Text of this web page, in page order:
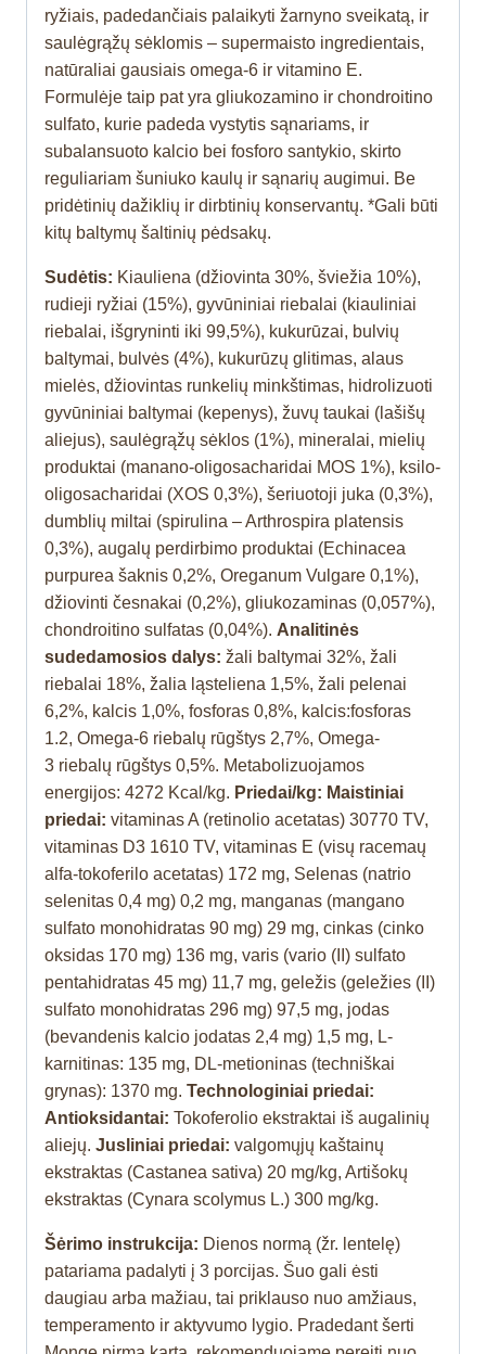
ryžiais, padedančiais palaikyti žarnyno sveikatą, ir
saulėgrąžų sėklomis – supermaisto ingredientais,
natūraliai gausiais omega-6 ir vitamino E.
Formulėje taip pat yra gliukozamino ir chondroitino
sulfato, kurie padeda vystytis sąnariams, ir
subalansuoto kalcio bei fosforo santykio, skirto
reguliariam šuniuko kaulų ir sąnarių augimui. Be
pridėtinių dažiklių ir dirbtinių konservantų. *Gali būti
kitų baltymų šaltinių pėdsakų.
Sudėtis: Kiauliena (džiovinta 30%, šviežia 10%),
rudieji ryžiai (15%), gyvūniniai riebalai (kiauliniai
riebalai, išgryninti iki 99,5%), kukurūzai, bulvių
baltymai, bulvės (4%), kukurūzų glitimas, alaus
mielės, džiovintas runkelių minkštimas, hidrolizuoti
gyvūniniai baltymai (kepenys), žuvų taukai (lašišų
aliejus), saulėgrąžų sėklos (1%), mineralai, mielių
produktai (manano-oligosacharidai MOS 1%), ksilo-
oligosacharidai (XOS 0,3%), šeriuotoji juka (0,3%),
dumblių miltai (spirulina – Arthrospira platensis
0,3%), augalų perdirbimo produktai (Echinacea
purpurea šaknis 0,2%, Oreganum Vulgare 0,1%),
džiovinti česnakai (0,2%), gliukozaminas (0,057%),
chondroitino sulfatas (0,04%). Analitinės
sudedamosios dalys: žali baltymai 32%, žali
riebalai 18%, žalia ląsteliena 1,5%, žali pelenai
6,2%, kalcis 1,0%, fosforas 0,8%, kalcis:fosforas
1.2, Omega-6 riebalų rūgštys 2,7%, Omega-
3 riebalų rūgštys 0,5%. Metabolizuojamos
energijos: 4272 Kcal/kg. Priedai/kg: Maistiniai
priedai: vitaminas A (retinolio acetatas) 30770 TV,
vitaminas D3 1610 TV, vitaminas E (visų racemaų
alfa-tokoferilo acetatas) 172 mg, Selenas (natrio
selenitas 0,4 mg) 0,2 mg, manganas (mangano
sulfato monohidratas 90 mg) 29 mg, cinkas (cinko
oksidas 170 mg) 136 mg, varis (vario (II) sulfato
pentahidratas 45 mg) 11,7 mg, geležis (geležies (II)
sulfato monohidratas 296 mg) 97,5 mg, jodas
(bevandenis kalcio jodatas 2,4 mg) 1,5 mg, L-
karnitinas: 135 mg, DL-metioninas (techniškai
grynas): 1370 mg. Technologiniai priedai:
Antioksidantai: Tokoferolio ekstraktai iš augalinių
aliejų. Jusliniai priedai: valgomųjų kaštainų
ekstraktas (Castanea sativa) 20 mg/kg, Artišokų
ekstraktas (Cynara scolymus L.) 300 mg/kg.
Šėrimo instrukcija: Dienos normą (žr. lentelę)
patariama padalyti į 3 porcijas. Šuo gali ėsti
daugiau arba mažiau, tai priklauso nuo amžiaus,
temperamento ir aktyvumo lygio. Pradedant šerti